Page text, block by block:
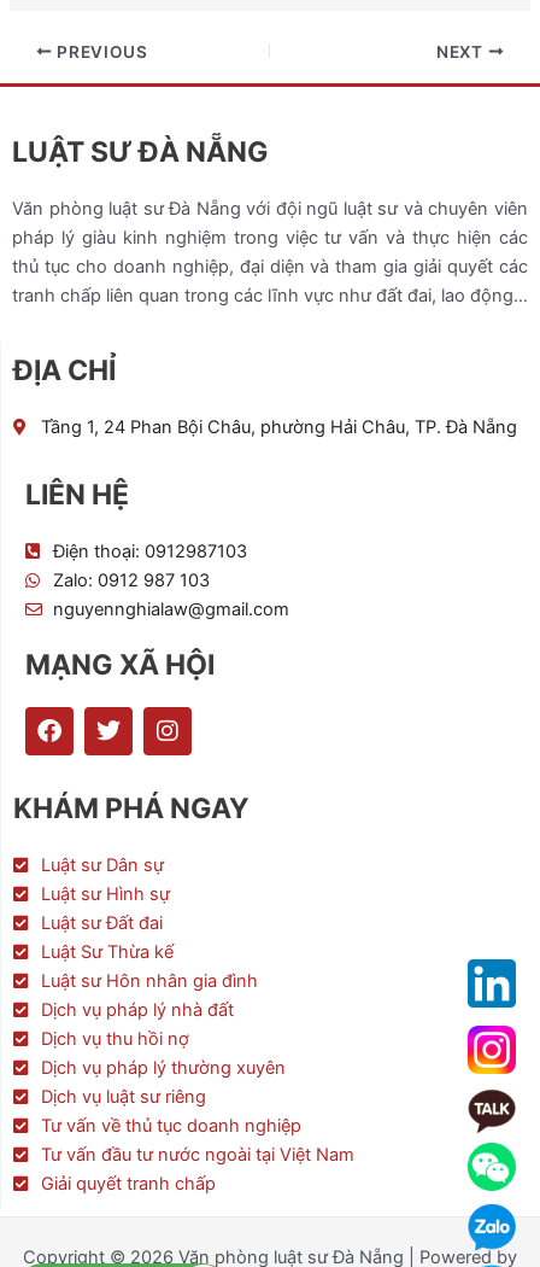
PREVIOUS NEXT
LUẬT SƯ ĐÀ NẴNG
Văn phòng luật sư Đà Nẵng với đội ngũ luật sư và chuyên viên
pháp lý giàu kinh nghiệm trong việc tư vấn và thực hiện các
thủ tục cho doanh nghiệp, đại diện và tham gia giải quyết các
tranh chấp liên quan trong các lĩnh vực như đất đai, lao động…
ĐỊA CHỈ
Tầng 1, 24 Phan Bội Châu, phường Hải Châu, TP. Đà Nẵng
LIÊN HỆ
Điện thoại: 0912987103
Zalo: 0912 987 103
nguyennghialaw@gmail.com
MẠNG XÃ HỘI
F
a
e
b
o
k
T
w
t
t
r
I
n
t
a
a
KHÁM PHÁ NGAY
Luật sư Dân sự
Luật sư Hình sự
Luật sư Đất đai
Luật Sư Thừa kế
Luật sư Hôn nhân gia đình
Dịch vụ pháp lý nhà đất
Dịch vụ thu hồi nợ
Dịch vụ pháp lý thường xuyên
Dịch vụ luật sư riêng
Tư vấn về thủ tục doanh nghiệp
Tư vấn đầu tư nước ngoài tại Việt Nam
Giải quyết tranh chấp
Copyright © 2026 Văn phòng luật sư Đà Nẵng | Powered by